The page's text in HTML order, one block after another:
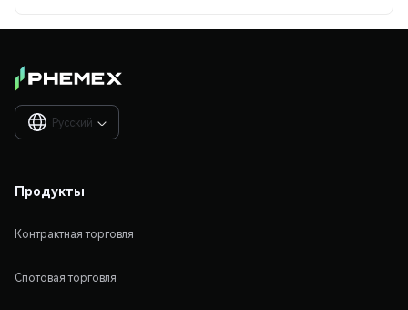
Русский 
Продукты
Контрактная торговля
Спотовая торговля